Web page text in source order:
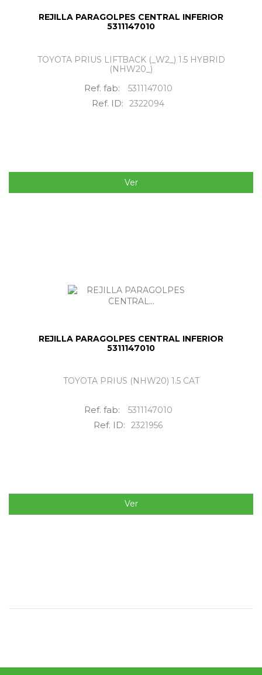
REJILLA PARAGOLPES CENTRAL INFERIOR
5311147010
TOYOTA PRIUS LIFTBACK (_W2_) 1.5 HYBRID
(NHW20_)
Ref. fab: 5311147010
Ref. ID: 2322094
Ver
REJILLA PARAGOLPES CENTRAL INFERIOR
5311147010
TOYOTA PRIUS (NHW20) 1.5 CAT
Ref. fab: 5311147010
Ref. ID: 2321956
Ver